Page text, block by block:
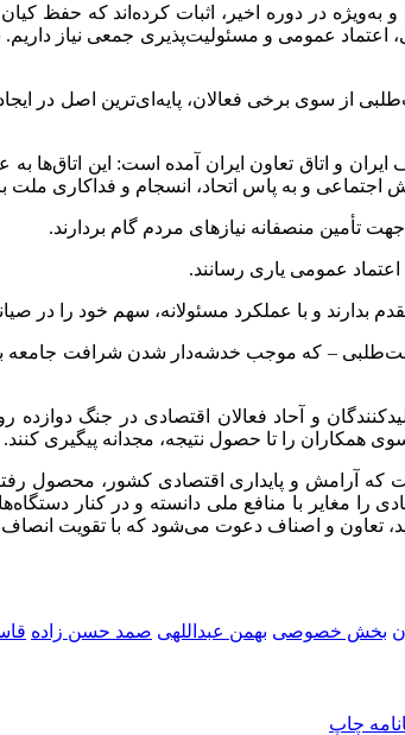
در دوره اخیر، اثبات کرده‌اند که حفظ
اعتماد عمومی و مسئولیت‌پذیری جمعی نیاز
از سوی برخی فعالان، پایه‌ای‌ترین اصل در
ایران و اتاق تعاون ایران آمده است: این
و به پاس اتحاد، انسجام و فداکاری ملت
تأمین منصفانه نیازهای مردم گام بردارند.
عمومی یاری رسانند.
و با عملکرد مسئولانه، سهم خود را در
– که موجب خدشه‌دار شدن شرافت جامعه
و آحاد فعالان اقتصادی در جنگ
همکاران را تا حصول نتیجه، مجدانه پیگیری کنند.
است که آرامش و پایداری اقتصادی کشور،
را مغایر با منافع ملی دانسته و در کنار
تعاون و اصناف دعوت می‌شود که با تقویت انصاف،
بخش خصوصی بهمن عبداللهی صمد حسن زاده
چاپ